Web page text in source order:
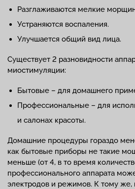
Разглаживаются мелкие
Устраняются воспаления.
Улучшается общий вид лица.
Существует 2 разновидности
миостимуляции:
Бытовые – для домашнего
Профессиональные – для
и салонах красоты.
Домашние процедуры гораздо
как бытовые приборы не такие
меньше (от 4, в то время
профессионального аппарата
электродов и режимов. К тому же,